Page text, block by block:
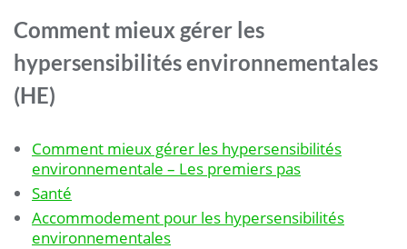
Comment mieux gérer les
hypersensibilités environnementales
(HE)
Comment mieux gérer les hypersensibilités
environnementale – Les premiers pas
Santé
Accommodement pour les hypersensibilités
environnementales